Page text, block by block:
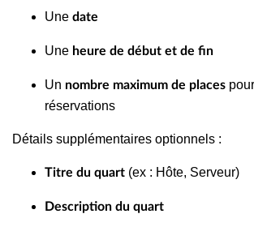
Une date
Une heure de début et de fin
Un nombre maximum de places
réservations
Détails supplémentaires optionnels :
Titre du quart (ex : Hôte, Serveur)
Description du quart